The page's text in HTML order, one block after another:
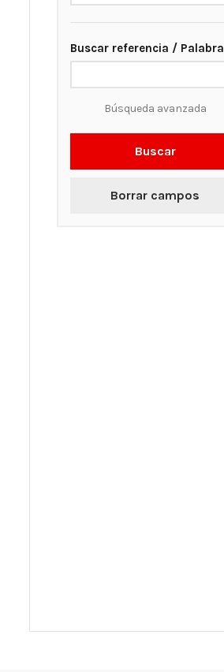
Buscar referencia / Palabra
Búsqueda avanzada
Buscar
Borrar campos